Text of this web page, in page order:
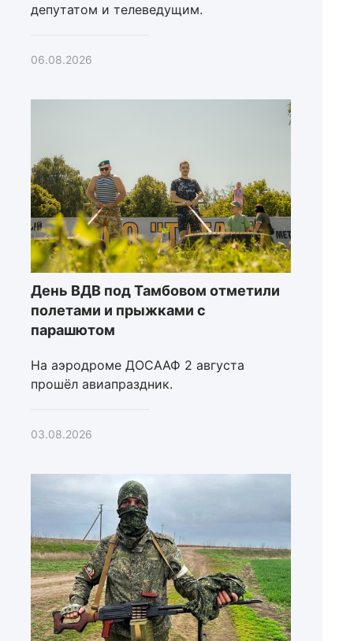
депутатом и телеведущим.
06.08.2026
День ВДВ под Тамбовом отметили
полетами и прыжками с
парашютом
На аэродроме ДОСААФ 2 августа
прошёл авиапраздник.
03.08.2026